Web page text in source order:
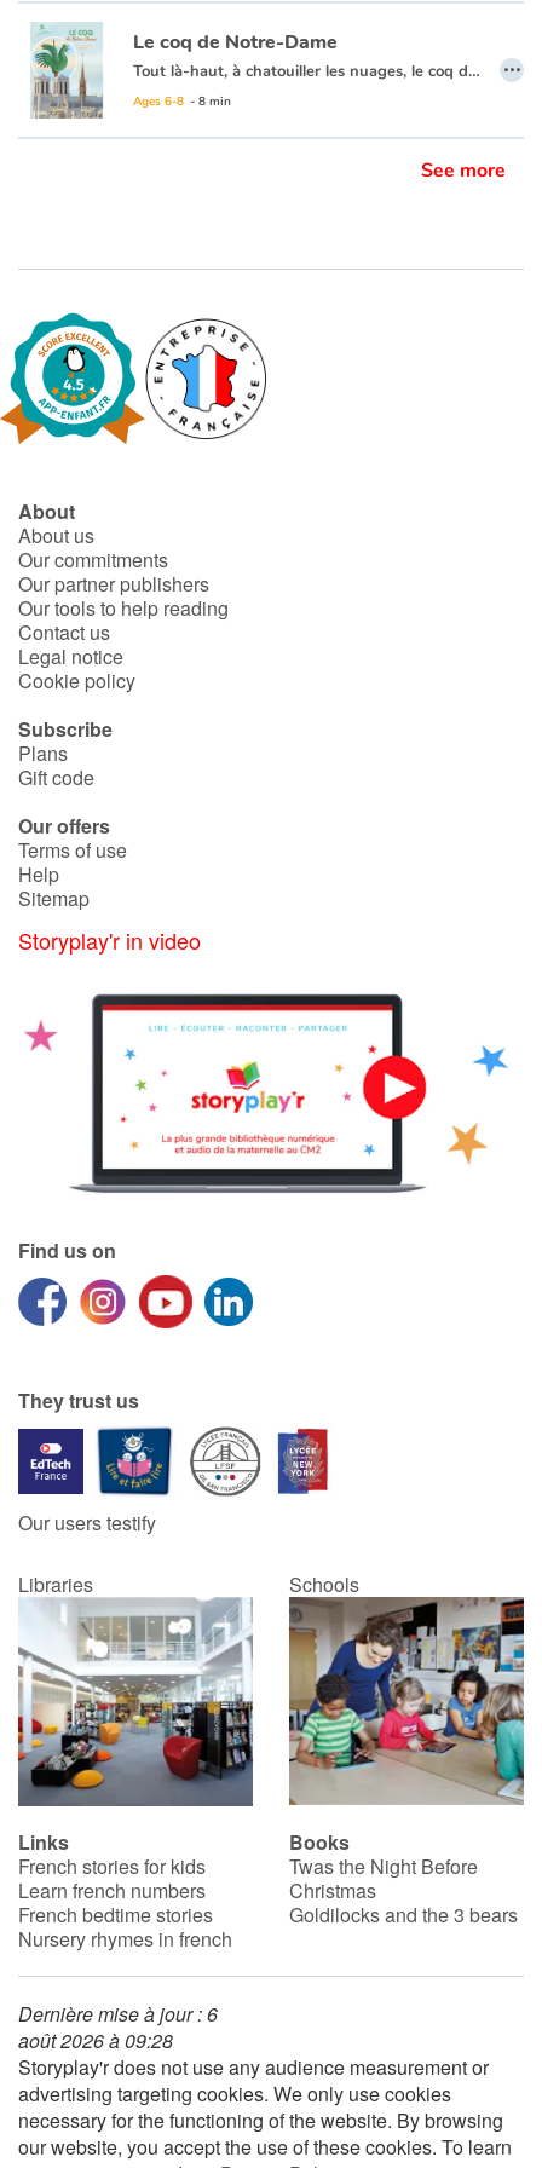
Le coq de Notre-Dame
Tout là-haut, à chatouiller les nuages, le coq de Notre-Dame trônait sur tout Paris. Quelle vue ! Décoiffant par grand vent mais il aimait ça ! On naît girouette, ou on ne l’est pas. Un soir d’avril pourtant, tout bascula… un incendie attaqua la cathédrale. Allait-il finir en coq à la broche ?
Ages 6-8 - 8 min
…
See more
About
About us
Our commitments
Our partner publishers
Our tools to help reading
Contact us
Legal notice
Cookie policy
Subscribe
Plans
Gift code
Our offers
Terms of use
Help
Sitemap
Storyplay'r in video
Find us on
They trust us
Our users testify
Libraries Schools
Links
French stories for kids
Learn french numbers
French bedtime stories
Nursery rhymes in french
Books
Twas the Night Before
Christmas
Goldilocks and the 3 bears
Dernière mise à jour : 6
août 2026 à 09:28
Storyplay'r does not use any audience measurement or
advertising targeting cookies. We only use cookies
necessary for the functioning of the website. By browsing
our website, you accept the use of these cookies. To learn